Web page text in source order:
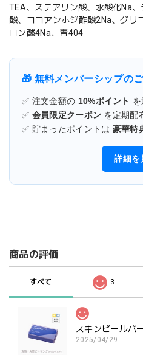
TEA、ステアリン酸、水酸化Na
酸、ココアンホジ酢酸2Na、グリ
ロン酸4Na、青404
🎁 無料メンバーシップの
✅ 注文金額の 10%ポイント を
✅ 会員限定クーポン を定期配
✅ 貯まったポイントは 豪華特
詳細を
商品の評価
すべて 3
スキンピールバ
2025/04/29